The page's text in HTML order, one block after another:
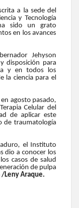
a la sede del
y Tecnología
sido un grato
en los avances
Jehyson
disposición para
y en todos los
la ciencia para el
agosto pasado,
Celular del
de aplicar este
de traumatología
el Instituto
dio a conocer los
casos de salud
de pulpa
Leny Araque.